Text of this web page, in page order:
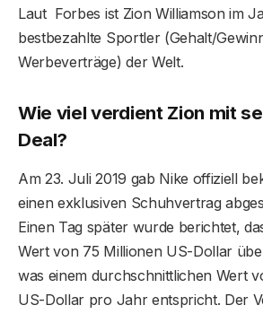
Laut Forbes ist Zion Williamson im
bestbezahlte Sportler (Gehalt/
Werbeverträge) der Welt.
Wie viel verdient Zion mit
Deal?
Am 23. Juli 2019 gab Nike offiziell
einen exklusiven Schuhvertrag
Einen Tag später wurde berichtet,
Wert von 75 Millionen US-Dollar
was einem durchschnittlichen Wert
US-Dollar pro Jahr entspricht. Der